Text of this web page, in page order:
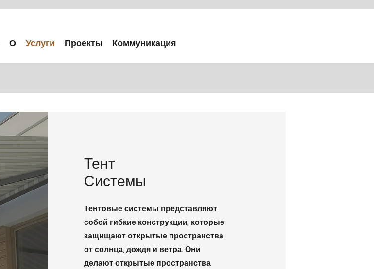
О Услуги Проекты Коммуникация
Тент
Системы
Тентовые системы представляют
собой гибкие конструкции, которые
защищают открытые пространства
от солнца, дождя и ветра. Они
делают открытые пространства